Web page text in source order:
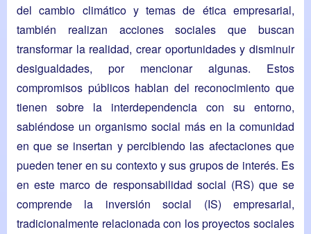
del cambio climático y temas de ética empresarial,
también realizan acciones sociales que buscan
transformar la realidad, crear oportunidades y disminuir
desigualdades, por mencionar algunas. Estos
compromisos públicos hablan del reconocimiento que
tienen sobre la interdependencia con su entorno,
sabiéndose un organismo social más en la comunidad
en que se insertan y percibiendo las afectaciones que
pueden tener en su contexto y sus grupos de interés. Es
en este marco de responsabilidad social (RS) que se
comprende la inversión social (IS) empresarial,
tradicionalmente relacionada con los proyectos sociales